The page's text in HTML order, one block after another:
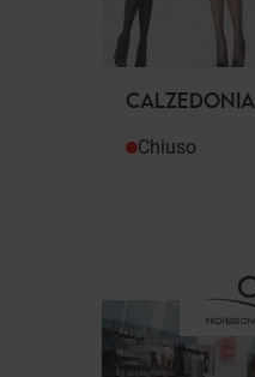
CALZEDONIA
Chiuso